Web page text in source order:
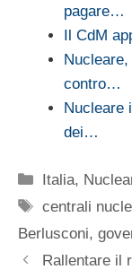
pagare…
Il CdM
contro…
Nucleare
dei…
Categorie
Italia,
Tag
centrali
Berlusconi,
Rallentare il